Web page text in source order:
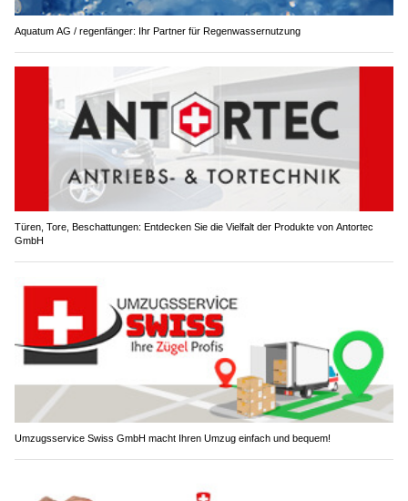
Aquatum AG / regenfänger: Ihr Partner für Regenwassernutzung
Türen, Tore, Beschattungen: Entdecken Sie die Vielfalt der Produkte von Antortec
GmbH
Umzugsservice Swiss GmbH macht Ihren Umzug einfach und bequem!